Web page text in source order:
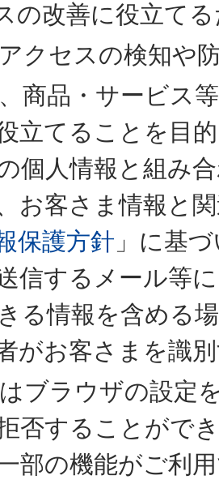
の改善に役立て
クセスの検知や
商品・サービス
立てることを目
個人情報と組み
お客さま情報と
保護方針 」に基
信するメール等
る情報を含める
がお客さまを識
ブラウザの設定
否することがで
部の機能がご利